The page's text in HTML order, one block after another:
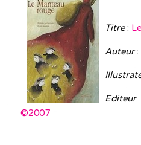
Titre:
Auteur:
Editeur
©2007